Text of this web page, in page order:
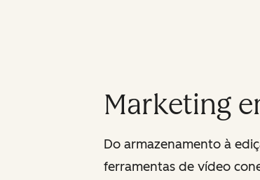
Marketing
Do armazenamento à
ferramentas de vídeo